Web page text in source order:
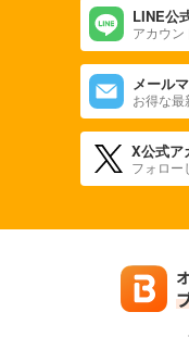
LINE公
アカウン
メール
お得な最
X公式ア
フォロー